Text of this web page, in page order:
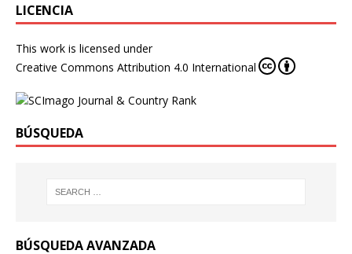
LICENCIA
This work is licensed under
Creative Commons Attribution 4.0 International
BÚSQUEDA
BÚSQUEDA AVANZADA